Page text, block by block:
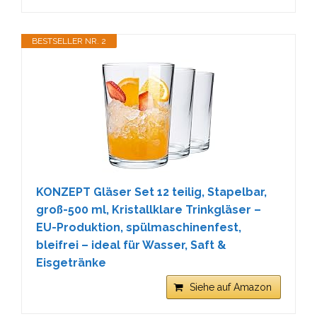
BESTSELLER NR. 2
KONZEPT Gläser Set 12 teilig, Stapelbar,
groß-500 ml, Kristallklare Trinkgläser –
EU-Produktion, spülmaschinenfest,
bleifrei – ideal für Wasser, Saft &
Eisgetränke
Siehe auf Amazon